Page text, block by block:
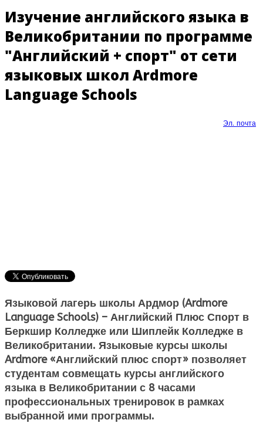
Изучение английского языка в
Великобритании по программе
"Английский + спорт" от сети
языковых школ Ardmore
Language Schools
Эл. почта
Языковой лагерь школы Ардмор (Ardmore
Language Schools) – Английский Плюс Спорт в
Беркшир Колледже или Шиплейк Колледже в
Великобритании. Языковые курсы школы
Ardmore «Английский плюс спорт» позволяет
студентам совмещать курсы английского
языка в Великобритании с 8 часами
профессиональных тренировок в рамках
выбранной ими программы.